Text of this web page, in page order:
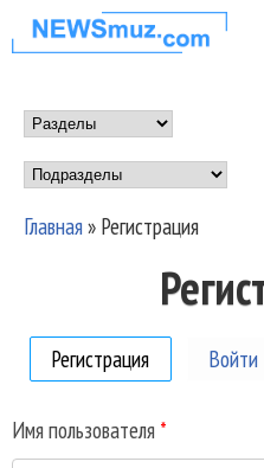
Перейти к
НОВОСТИ
МУЗЫКИ И
ШОУ БИЗНЕСА
NEWSMUZ.COM
Main menu
Подразделы
Главная» Регистрация
Регистрация (активнаяВойти
Имя пользователя *